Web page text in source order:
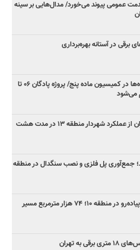
عمومی پیوند می‌خورد/ مدال‌هایی بر سینه
تصویب پارکینگ- پناهگاه‌ها در کمیسیون ماده پنج/ پروژه پادگان ۰۶ تا
می‌شود
تقدیر معاون شهردار تهران از عملکرد شهردار منطقه ۱۳ در مدت هشت
جمع‌آوری پل فلزی و نصب سنگدال در منطقه
افزایش ۹ برابری احداث پیاده‌رو در منطقه ۱۰؛ ۷۴ هزار مترمربع مسیر
به تهران